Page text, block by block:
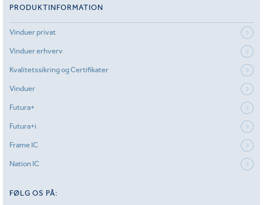
PRODUKTINFORMATION
Vinduer privat
Vinduer erhverv
Kvalitetssikring og Certifikater
Vinduer
Futura+
Futura+i
Frame IC
Nation IC
FØLG OS PÅ: